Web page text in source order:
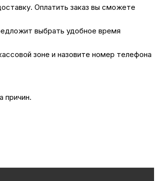
Оплатить заказ вы сможете
выбрать удобное время
зоне и назовите номер телефона
причин.